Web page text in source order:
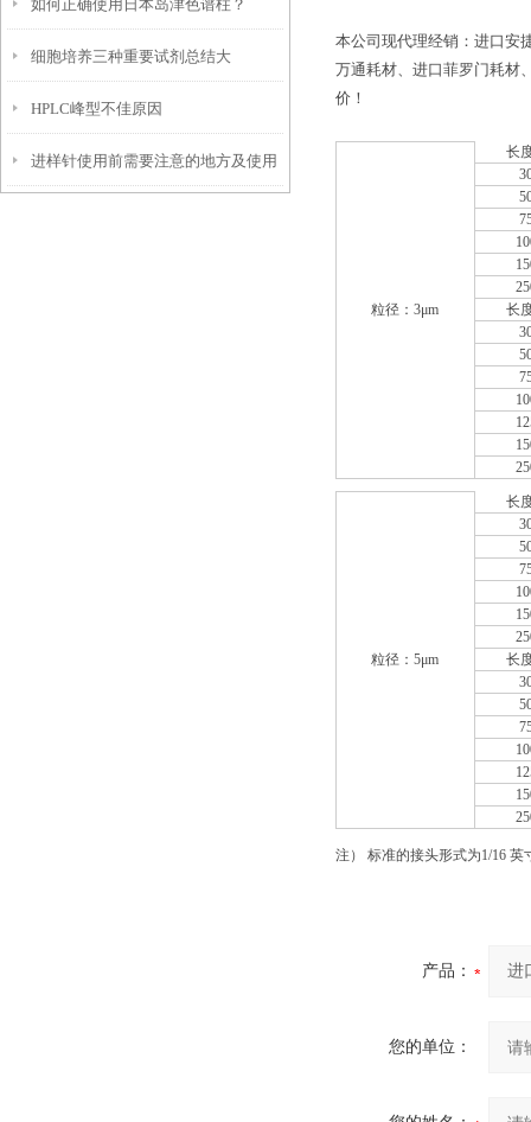
质的分离与纯化的？
如何正确使用日本岛津色谱柱？
细胞培养三种重要试剂总结大
全！！！
HPLC峰型不佳原因
进样针使用前需要注意的地方及使用
本公司现代理经销：进口安
万通耗材、进口菲罗门耗材
价！
粒径：3μm
长
长
粒径：5μm
长
长
注） 标准的接头形式为1/16 英
产品：
您的单位：